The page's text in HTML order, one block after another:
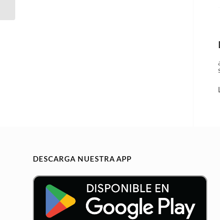
DESCARGA NUESTRA APP